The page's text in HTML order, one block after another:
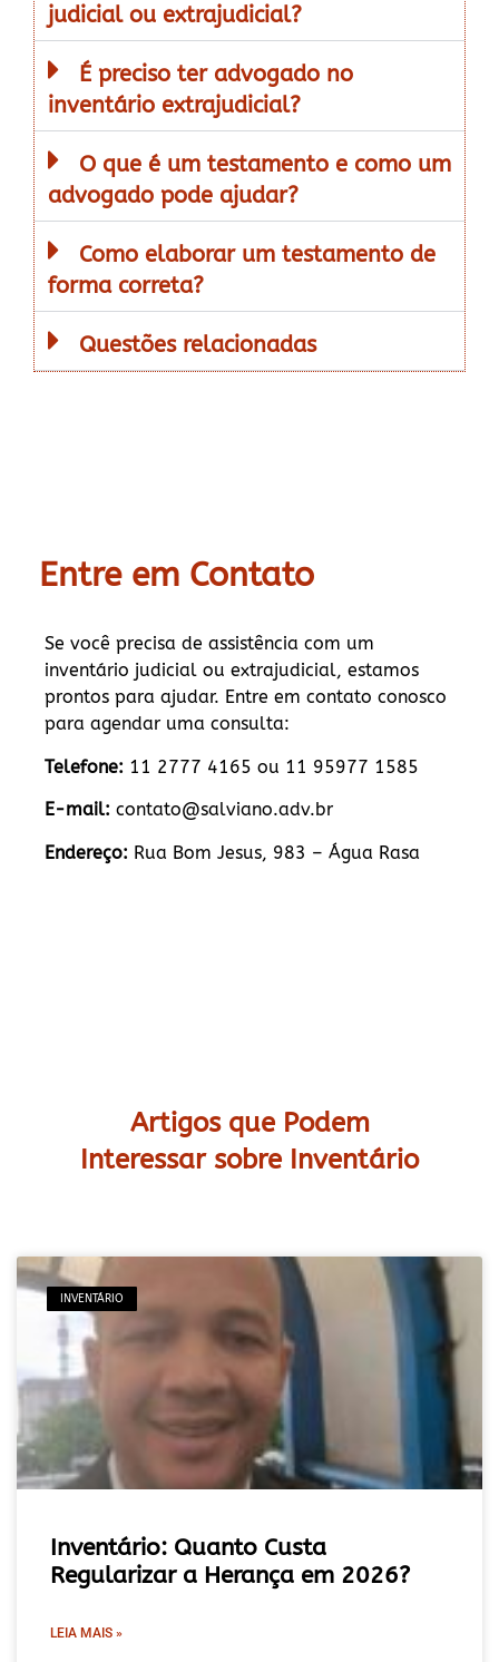
judicial ou extrajudicial?
É preciso ter advogado no
inventário extrajudicial?
O que é um testamento e como um
advogado pode ajudar?
Como elaborar um testamento de
forma correta?
Questões relacionadas
Entre em Contato
Se você precisa de assistência com um
inventário judicial ou extrajudicial, estamos
prontos para ajudar. Entre em contato conosco
para agendar uma consulta:
Telefone: 11 2777 4165 ou 11 95977 1585
E-mail: contato@salviano.adv.br
Endereço: Rua Bom Jesus, 983 – Água Rasa
Artigos que Podem
Interessar sobre Inventário
INVENTÁRIO
Inventário: Quanto Custa
Regularizar a Herança em 2026?
LEIA MAIS »